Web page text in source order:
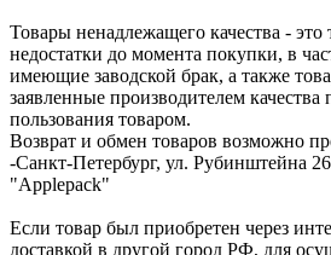
Товары ненадлежащего качества -
недостатки до момента покупки, в
имеющие заводской брак, а также
заявленные производителем
пользования товаром.
Возврат и обмен товаров возможно
-Санкт-Петербург, ул. Рубинштейна
"Applepack"
Если товар был приобретен через
доставкой в другой город РФ, для